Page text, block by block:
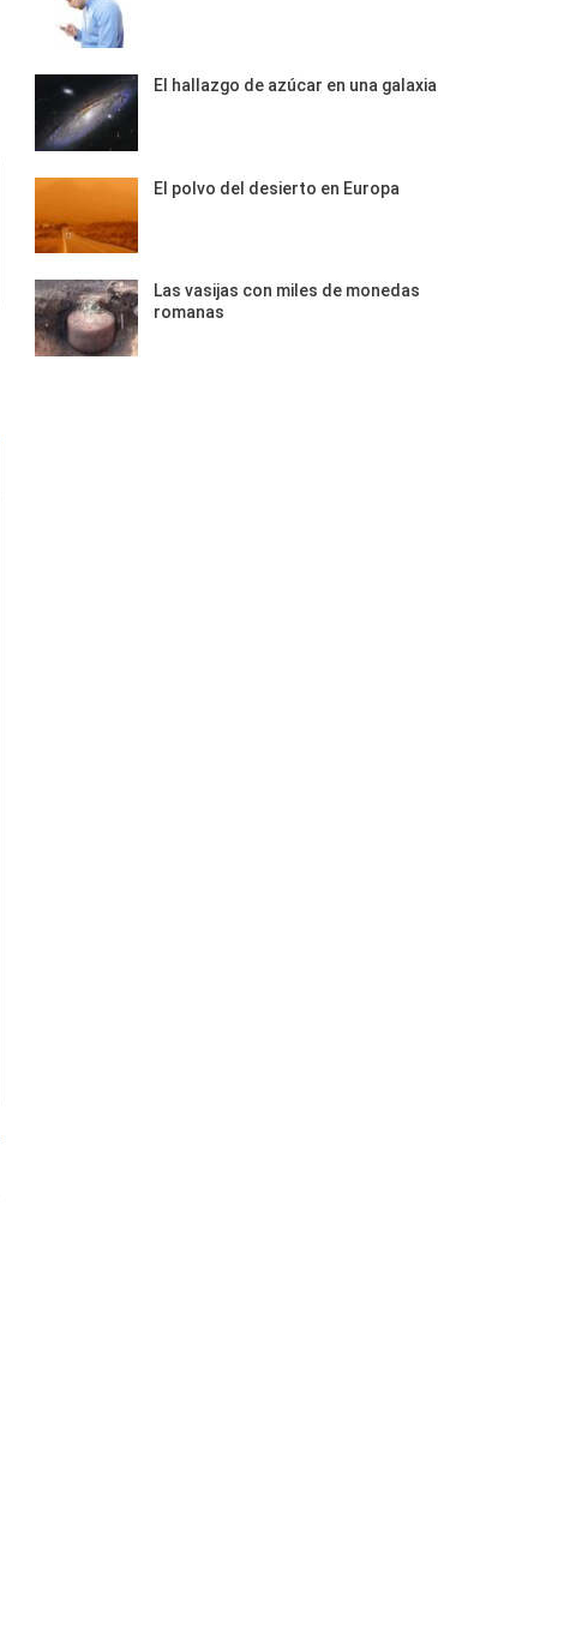
El hallazgo de azúcar en una galaxia
El polvo del desierto en Europa
Las vasijas con miles de monedas
romanas